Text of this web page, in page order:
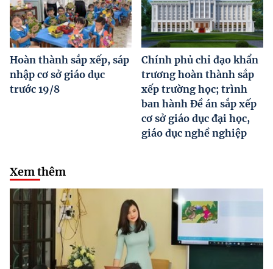
Hoàn thành sắp xếp, sáp
nhập cơ sở giáo dục
trước 19/8
Chính phủ chỉ đạo khẩn
trương hoàn thành sắp
xếp trường học; trình
ban hành Đề án sắp xếp
cơ sở giáo dục đại học,
giáo dục nghề nghiệp
Xem thêm